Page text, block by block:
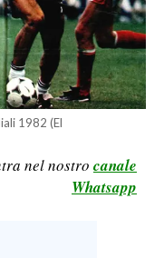
1982 (El
nel nostro canale
Whatsapp